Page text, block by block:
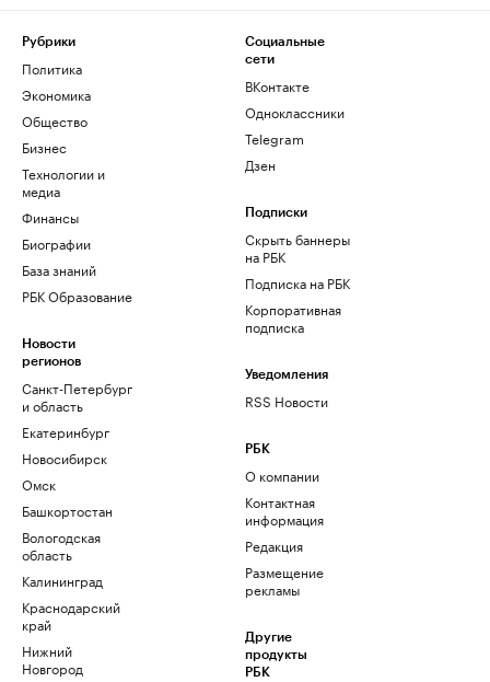
Рубрики
Политика
Экономика
Общество
Бизнес
Технологии и
медиа
Финансы
Биографии
База знаний
РБК Образование
Новости
регионов
Санкт-Петербург
и область
Екатеринбург
Новосибирск
Омск
Башкортостан
Вологодская
область
Калининград
Краснодарский
край
Нижний
Новгород
Социальные
сети
ВКонтакте
Одноклассники
Telegram
Дзен
Подписки
Скрыть баннеры
на РБК
Подписка на РБК
Корпоративная
подписка
Уведомления
RSS Новости
РБК
О компании
Контактная
информация
Редакция
Размещение
рекламы
Другие
продукты
РБК